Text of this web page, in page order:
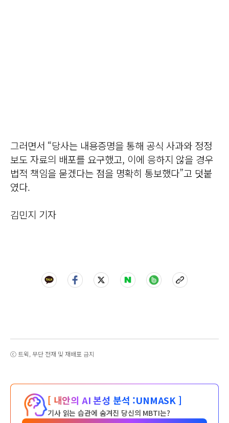
그러면서 “당사는 내용증명을 통해 공식 사과와 정정
보도 자료의 배포를 요구했고, 이에 응하지 않을 경우
법적 책임을 묻겠다는 점을 명확히 통보했다”고 덧붙
였다.
김민지 기자
ⓒ 트윅, 무단 전재 및 재배포 금지
[ 내안의 AI 본성 분석 :UNMASK ]
기사 읽는 습관에 숨겨진 당신의 MBTI는?